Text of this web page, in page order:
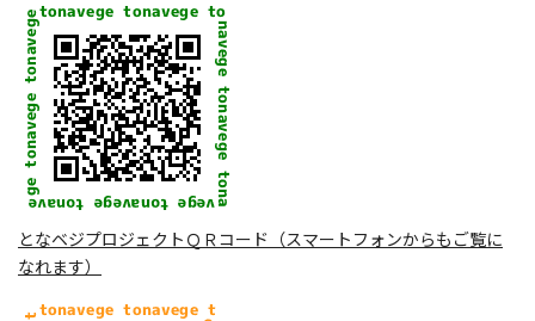
となベジプロジェクトＱＲコード（スマートフォンからもご覧に
なれます）